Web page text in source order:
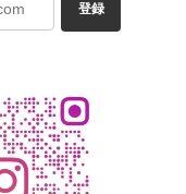
登録